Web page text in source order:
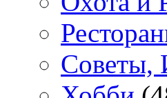
Советы,